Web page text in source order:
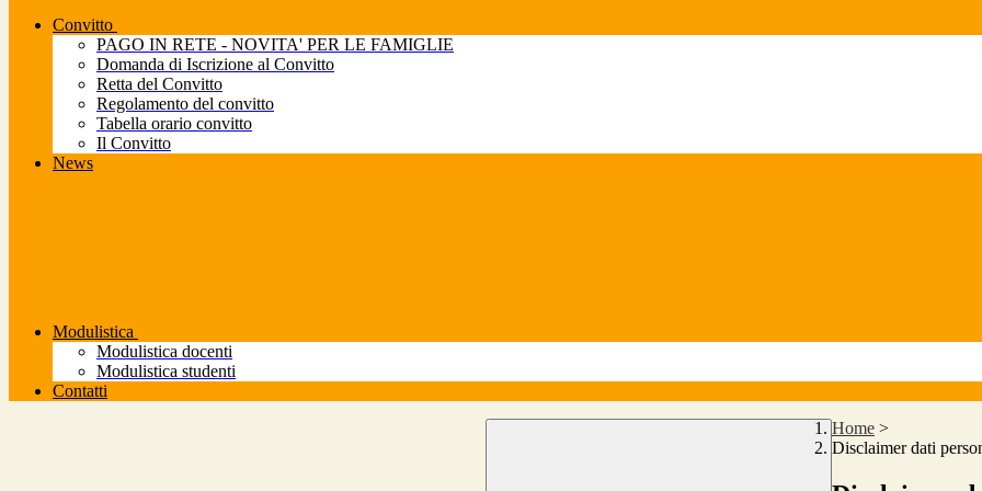
Convitto
PAGO IN RETE - NOVITA' PER LE FAMIGLIE
Domanda di Iscrizione al Convitto
Retta del Convitto
Regolamento del convitto
Tabella orario convitto
Il Convitto
News
Modulistica
Modulistica docenti
Modulistica studenti
Contatti
Home >
Disclaimer dati